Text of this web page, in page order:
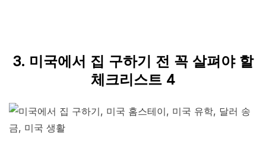
3. 미국에서 집 구하기 전 꼭 살펴야 할
체크리스트 4